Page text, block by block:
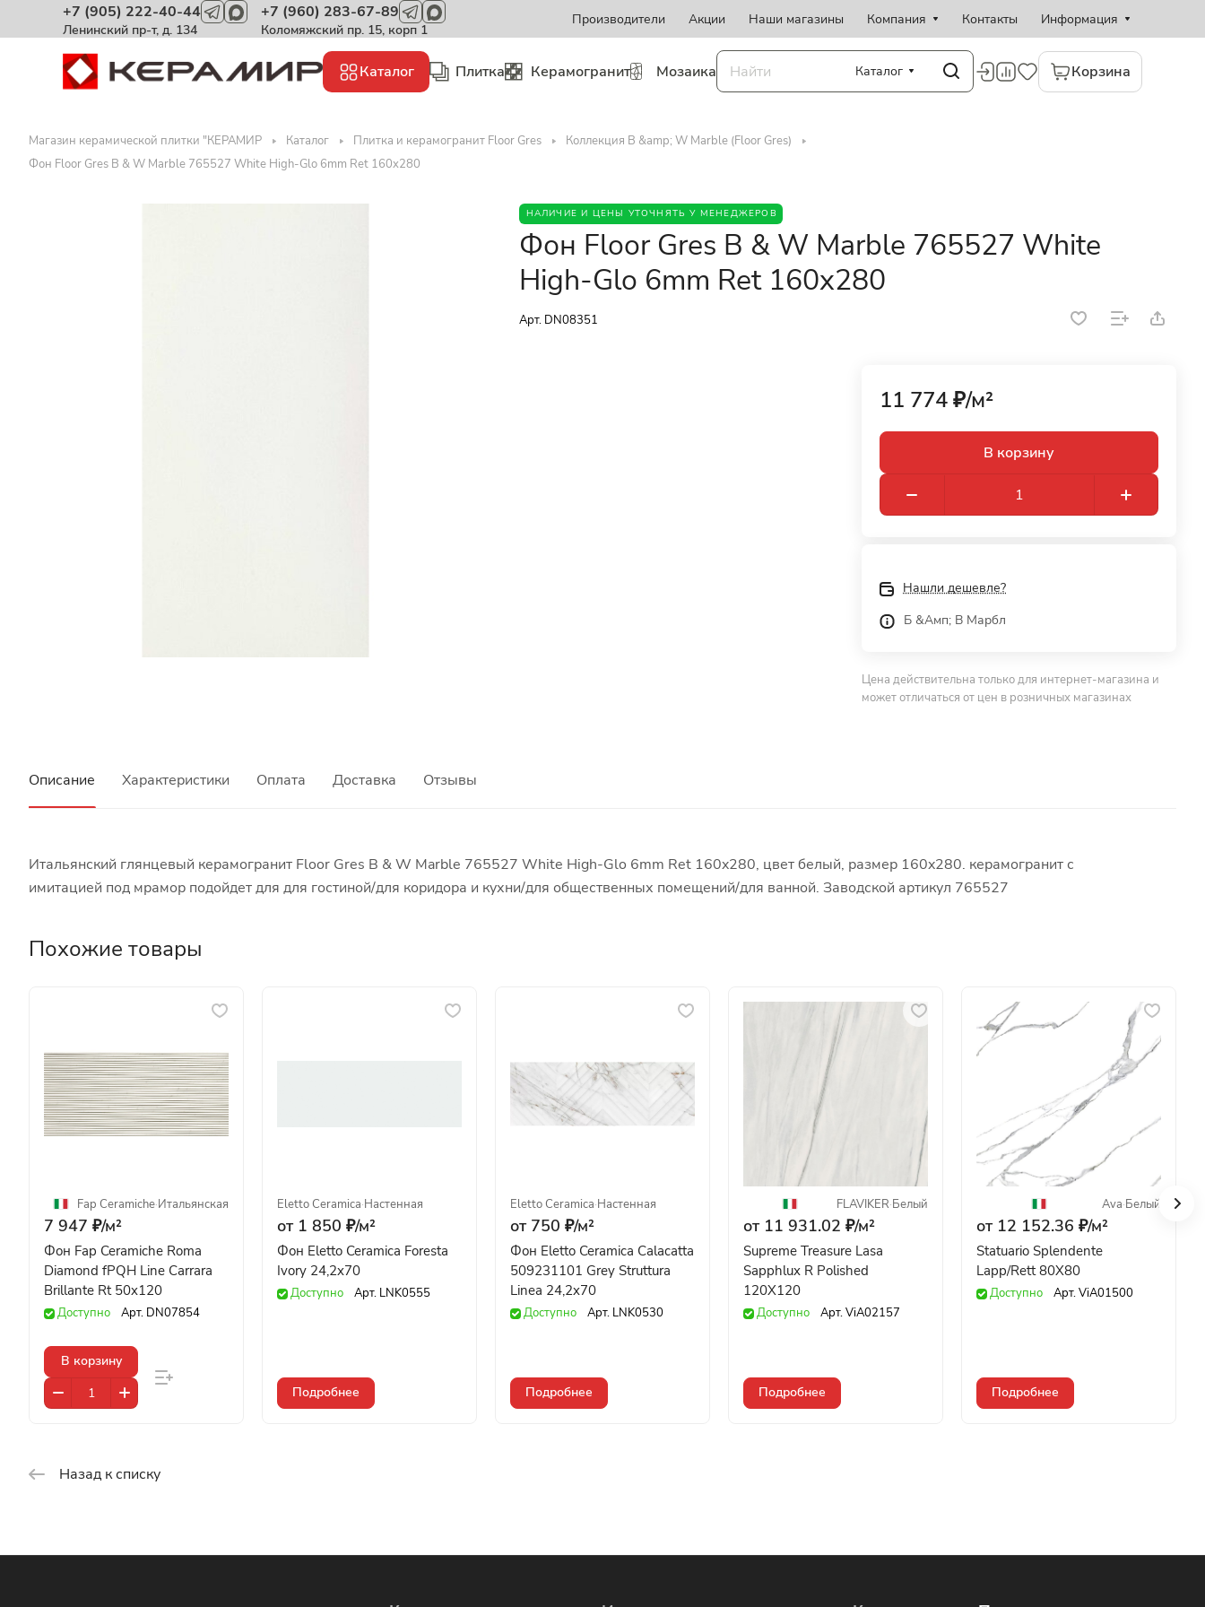
+7 (905) 222-40-44
Ленинский пр-т, д. 134
+7 (960) 283-67-89
Коломяжский пр. 15, корп 1
Производители Акции Наши магазины Компания Контакты Информация
Каталог Плитка Керамогранит Мозаика Каталог Корзина
Магазин керамической плитки "КЕРАМИР Каталог Плитка и керамогранит Floor Gres
Коллекция B &amp; W Marble (Floor Gres)
Фон Floor Gres B & W Marble 765527 White High-Glo 6mm Ret 160x280
НАЛИЧИЕ И ЦЕНЫ УТОЧНЯТЬ У МЕНЕДЖЕРОВ
Фон Floor Gres B & W Marble 765527 White
High-Glo 6mm Ret 160x280
Арт. DN08351
11 774 ₽/м²
В корзину
Нашли дешевле?
Б &Амп; В Марбл
Цена действительна только для интернет-магазина и
может отличаться от цен в розничных магазинах
Описание Характеристики Оплата Доставка Отзывы
Итальянский глянцевый керамогранит Floor Gres B & W Marble 765527 White High-Glo 6mm Ret 160x280, цвет белый, размер 160x280. керамогранит с
имитацией под мрамор подойдет для для гостиной/для коридора и кухни/для общественных помещений/для ванной. Заводской артикул 765527
Похожие товары
Fap Ceramiche·Итальянская
7 947 ₽/м²
Фон Fap Ceramiche Roma
Diamond fPQH Line Carrara
Brillante Rt 50x120
Доступно Арт. DN07854
В корзину
Eletto Ceramica·Настенная
от 1 850 ₽/м²
Фон Eletto Ceramica Foresta
Ivory 24,2x70
Доступно Арт. LNK0555
Подробнее
Eletto Ceramica·Настенная
от 750 ₽/м²
Фон Eletto Ceramica Calacatta
509231101 Grey Struttura
Linea 24,2x70
Доступно Арт. LNK0530
Подробнее
FLAVIKER·Белый
от 11 931.02 ₽/м²
Supreme Treasure Lasa
Sapphlux R Polished
120X120
Доступно Арт.ViA02157
Подробнее
Ava·Белый
от 12 152.36 ₽/м²
Statuario Splendente
Lapp/Rett 80X80
Доступно Арт.ViA01500
Подробнее
Назад к списку